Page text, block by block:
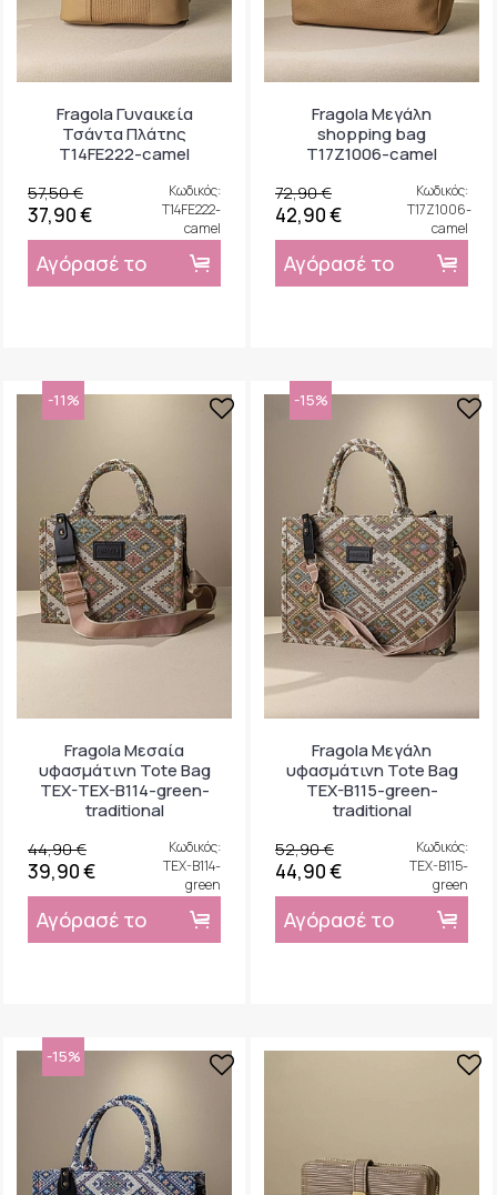
Fragola Γυναικεία
Τσάντα Πλάτης
T14FE222-camel
57,50 €
37,90 €
Κωδικός:
T14FE222-
camel
Αγόρασέ το
Fragola Μεγάλη
shopping bag
T17Z1006-camel
72,90 €
42,90 €
Κωδικός:
T17Z1006-
camel
Αγόρασέ το
-11%
Fragola Μεσαία
υφασμάτινη Tote Bag
TEX-TEX-B114-green-
traditional
44,90 €
39,90 €
Κωδικός:
TEX-B114-
green
Αγόρασέ το
-15%
Fragola Μεγάλη
υφασμάτινη Tote Bag
TEX-B115-green-
traditional
52,90 €
44,90 €
Κωδικός:
TEX-B115-
green
Αγόρασέ το
-15%